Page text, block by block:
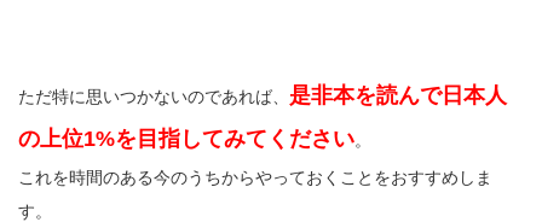
ただ特に思いつかないのであれば、 是非本を読んで日本人
の上位1%を目指してみてください。
これを時間のある今のうちからやっておくことをおすすめしま
す。